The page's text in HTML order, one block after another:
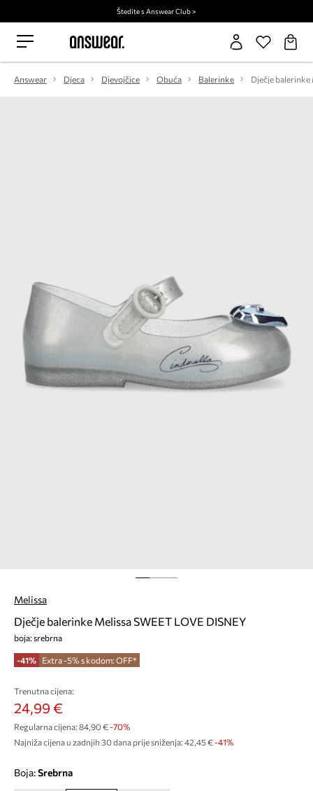
Štedite s Answear Club >
Answear Djeca Djevojčice Obuća Balerinke
Melissa
Dječje balerinke Melissa SWEET LOVE DISNEY
boja: srebrna
-41% Extra -5% s kodom: OFF*
Trenutna cijena:
24,99 €
Regularna cijena: 84,90 €-70%
Najniža cijena u zadnjih 30 dana prije sniženja: 42,45 € -41%
Boja: srebrna